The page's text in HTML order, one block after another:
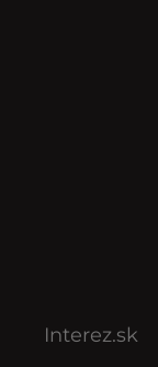
Interez.sk